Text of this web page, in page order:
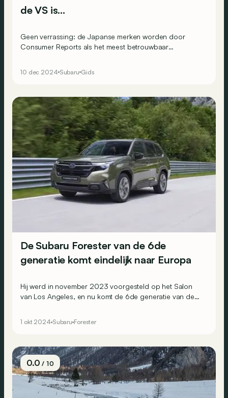
de VS is…
Geen verrassing: de Japanse merken worden door
Consumer Reports als het meest betrouwbaar
10 dec 2024 Subaru Gids
De Subaru Forester van de 6de
generatie komt eindelijk naar Europa
Hij werd in november 2023 voorgesteld op het Salon
van Los Angeles, en nu komt de 6de generatie van de
1 okt 2024 Subaru Forester
0.0/ 10